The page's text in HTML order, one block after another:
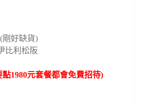
好缺貨)
比利松阪
點1980元套餐都會免費招待)